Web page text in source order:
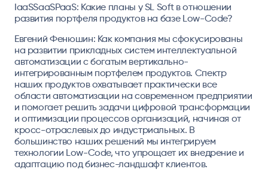
IaaSSaaSPaaS: Какие планы у SL Soft в отношении
развития портфеля продуктов на базе Low-Code?
Евгений Фенюшин: Как компания мы сфокусированы
на развитии прикладных систем интеллектуальной
автоматизации c богатым вертикально-
интегрированным портфелем продуктов. Спектр
наших продуктов охватывает практически все
области автоматизации на современном предприятии
и помогает решить задачи цифровой трансформации
и оптимизации процессов организаций, начиная от
кросс-отраслевых до индустриальных. В
большинство наших решений мы интегрируем
технологии Low-Code, что упрощает их внедрение и
адаптацию под бизнес-ландшафт клиентов.